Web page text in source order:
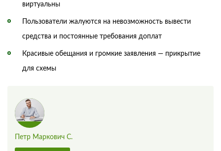
виртуальны
Пользователи жалуются на невозможность вывести
средства и постоянные требования доплат
Красивые обещания и громкие заявления — прикрытие
для схемы
Петр Маркович С.